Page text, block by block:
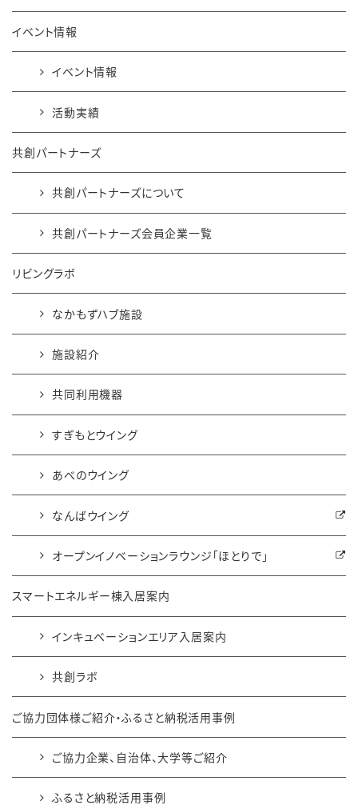
イベント情報
イベント情報
活動実績
共創パートナーズ
共創パートナーズについて
共創パートナーズ会員企業一覧
リビングラボ
なかもずハブ施設
施設紹介
共同利用機器
すぎもとウイング
あべのウイング
なんばウイング
オープンイノベーションラウンジ「ほとりで」
スマートエネルギー棟入居案内
インキュベーションエリア入居案内
共創ラボ
ご協力団体様ご紹介・ふるさと納税活用事例
ご協力企業、自治体、大学等ご紹介
ふるさと納税活用事例